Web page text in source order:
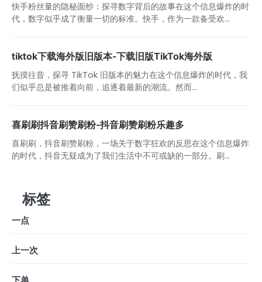
快手粉丝量的隐秘面纱：探寻数字背后的故事在这个信息爆炸的时
代，数字似乎成了衡量一切的标准。快手，作为一款备受欢...
tiktok下载海外版旧版本-下载旧版TikTok海外版
抚摸往昔，探寻 TikTok 旧版本的魅力在这个信息爆炸的时代，我
们似乎总是被推着向前，追逐着最新的潮流。然而...
喜刷刷抖音刷赞刷粉-抖音刷赞刷粉乐趣多
喜刷刷，抖音刷赞刷粉，一场关于数字狂欢的反思在这个信息爆炸
的时代，抖音无疑成为了我们生活中不可或缺的一部分。刷...
标签
一点
上一次